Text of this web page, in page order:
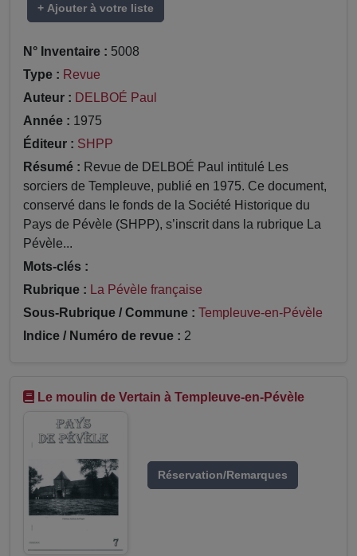
+ Ajouter à votre liste
N° Inventaire : 5008
Type : Revue
Auteur : DELBOÉ Paul
Année : 1975
Éditeur : SHPP
Résumé : Revue de DELBOÉ Paul intitulé Les
sorciers de Templeuve, publié en 1975. Ce document,
conservé dans le fonds de la Société Historique du
Pays de Pévèle (SHPP), s’inscrit dans la rubrique La
Pévèle...
Mots-clés :
Rubrique : La Pévèle française
Sous-Rubrique / Commune : Templeuve-en-Pévèle
Indice / Numéro de revue : 2
Le moulin de Vertain à Templeuve-en-Pévèle
Réservation/Remarques